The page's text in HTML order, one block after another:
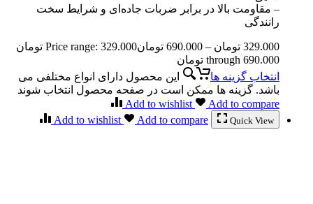
– مقاومت بالا در برابر ضربات جاده‌ای و شرایط سخت
رانندگی
329.000 تومان –
690.000 تومان
Price range: 329.000 تومان
through 690.000 تومان
انتخاب گزینه ها
این محصول دارای انواع مختلفی می
باشد. گزینه ها ممکن است در صفحه محصول انتخاب شوند
Add to wishlist
Add to compare
Quick View
Add to wishlist Add to compare